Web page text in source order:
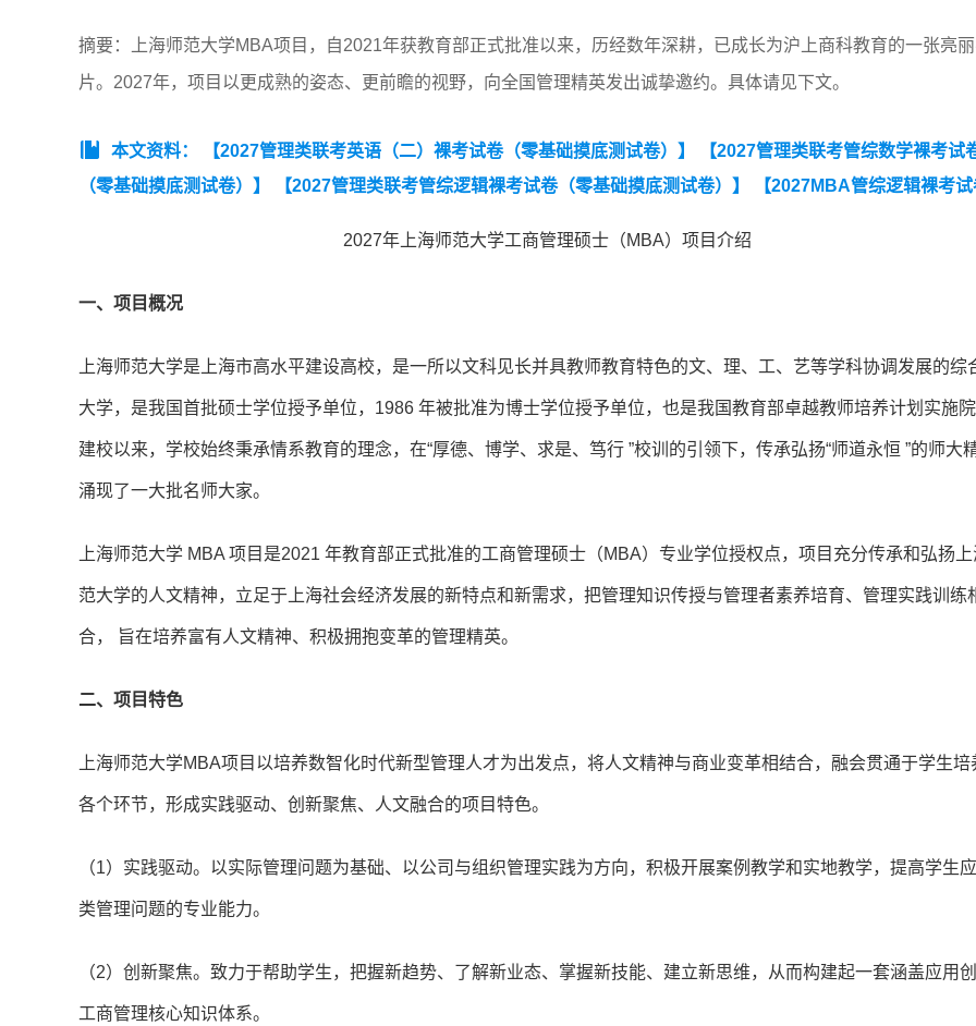
摘要：上海师范大学MBA项目，自2021年获教育部正式批准以来，历经数年深耕，已成长为沪上商科教育的一张亮丽
片。2027年，项目以更成熟的姿态、更前瞻的视野，向全国管理精英发出诚挚邀约。具体请见下文。
本文资料： 【2027管理类联考英语（二）裸考试卷（零基础摸底测试卷）】
【2027管理类联考管综数学裸考试
（零基础摸底测试卷）】
【2027管理类联考管综逻辑裸考试卷（零基础摸底测试卷）】
【2027MBA管综逻辑裸考
2027年上海师范大学工商管理硕士（MBA）项目介绍
一、项目概况
上海师范大学是上海市高水平建设高校，是一所以文科见长并具教师教育特色的文、理、工、艺等学科协调发展的综
大学，是我国首批硕士学位授予单位，1986 年被批准为博士学位授予单位，也是我国教育部卓越教师培养计划实施院
建校以来，学校始终秉承情系教育的理念，在“厚德、博学、求是、笃行 ”校训的引领下，传承弘扬“师道永恒 ”的师大精
涌现了一大批名师大家。
上海师范大学 MBA 项目是2021 年教育部正式批准的工商管理硕士（MBA）专业学位授权点，项目充分传承和弘扬上
范大学的人文精神，立足于上海社会经济发展的新特点和新需求，把管理知识传授与管理者素养培育、管理实践训练
合， 旨在培养富有人文精神、积极拥抱变革的管理精英。
二、项目特色
上海师范大学MBA项目以培养数智化时代新型管理人才为出发点，将人文精神与商业变革相结合，融会贯通于学生培
各个环节，形成实践驱动、创新聚焦、人文融合的项目特色。
（1）实践驱动。以实际管理问题为基础、以公司与组织管理实践为方向，积极开展案例教学和实地教学，提高学生
类管理问题的专业能力。
（2）创新聚焦。致力于帮助学生，把握新趋势、了解新业态、掌握新技能、建立新思维，从而构建起一套涵盖应用
工商管理核心知识体系。